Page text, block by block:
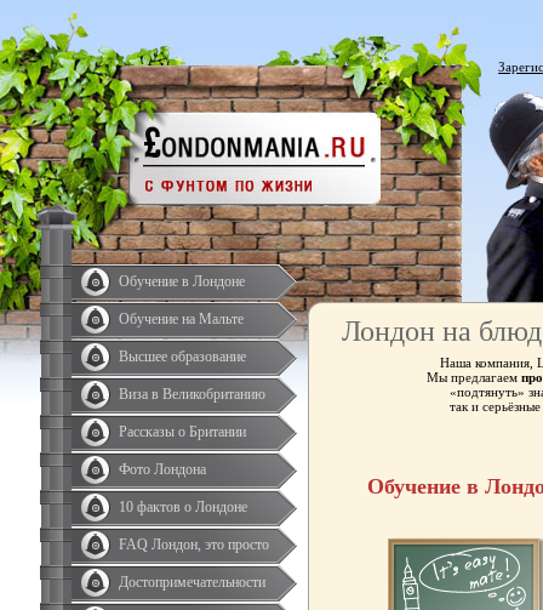
Обучение в Лондоне
Обучение на Мальте
Высшее образование
Виза в Великобританию
Рассказы о Британии
Фото Лондона
10 фактов о Лондоне
FAQ Лондон, это просто
Достопримечательности
Лондон на
Наша компания,
Мы предлагаем
«подтянуть»
так и
Обучение в